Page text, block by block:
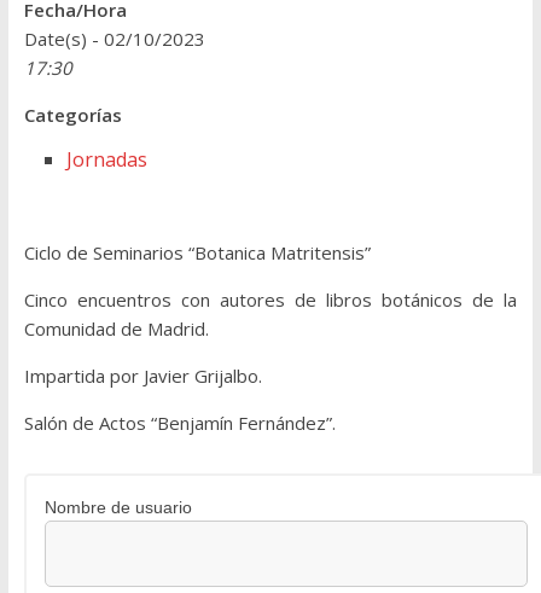
Fecha/Hora
Date(s) - 02/10/2023
17:30
Categorías
Jornadas
Ciclo de Seminarios “Botanica Matritensis”
Cinco encuentros con autores de libros botánicos de la
Comunidad de Madrid.
Impartida por Javier Grijalbo.
Salón de Actos “Benjamín Fernández”.
Nombre de usuario